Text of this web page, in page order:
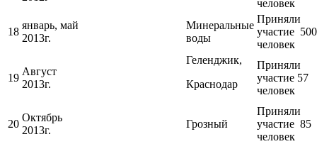
человек
18
январь, май
2013г.
Минеральные
воды
Приняли
участие 500
человек
19
Август
2013г.
Геленджик,
Краснодар
Приняли
участие 57
человек
20
Октябрь
2013г.
Грозный
Приняли
участие 85
человек